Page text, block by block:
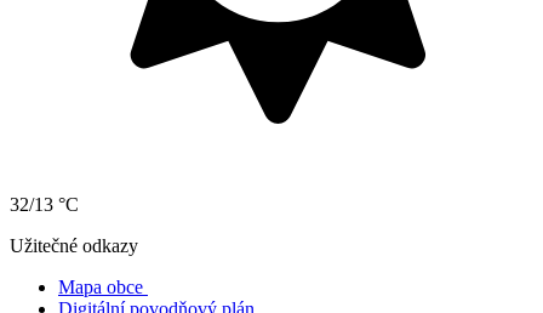
32/13 °C
Užitečné odkazy
Mapa obce